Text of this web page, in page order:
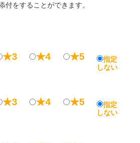
付をすることができます。
★3 ★4 ★5
指定
しない
★3 ★4 ★5
指定
しない